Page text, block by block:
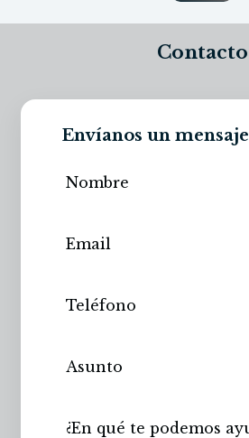
Contacto
Envíanos un mensaje